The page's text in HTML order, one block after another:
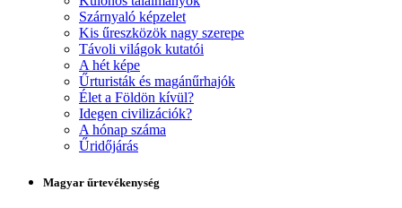
Szárnyaló képzelet
Kis űreszközök nagy szerepe
Távoli világok kutatói
A hét képe
Űrturisták és magánűrhajók
Élet a Földön kívül?
Idegen civilizációk?
A hónap száma
Űridőjárás
Magyar űrtevékenység